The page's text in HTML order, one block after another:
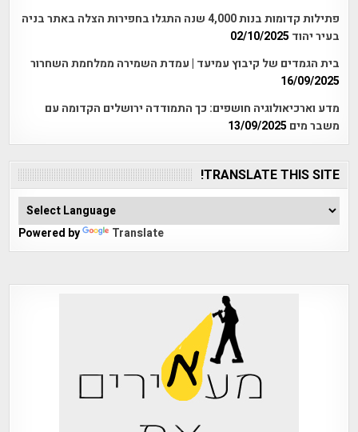
פתילות קדומות בנות 4,000 שנה התגלו בחפירות הצלה באתר בניה
בעיר יהוד 02/10/2025
בית הגמדים של קיבוץ עמיעד | עמדת השמירה ממלחמת השחרור
16/09/2025
מדע וארכיאולוגיה חושפים: כך התמודדה ירושלים הקדומה עם
משבר מים 13/09/2025
TRANSLATE THIS SITE!
Powered by Translate